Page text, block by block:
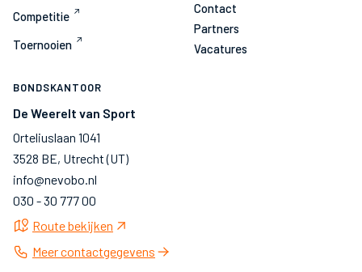
Competitie
Toernooien
Contact
Partners
Vacatures
BONDSKANTOOR
De Weerelt van Sport
Orteliuslaan 1041
3528 BE, Utrecht (UT)
info@nevobo.nl
030 - 30 777 00
Route bekijken
Meer contactgegevens